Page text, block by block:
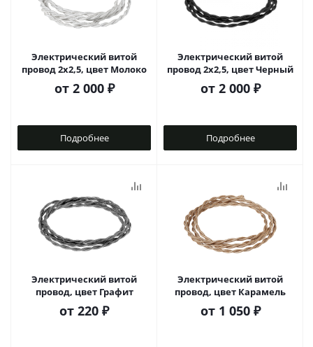
Электрический витой
провод 2x2,5, цвет Молоко
от 2 000 ₽
Подробнее
Электрический витой
провод 2x2,5, цвет Черный
от 2 000 ₽
Подробнее
Электрический витой
провод, цвет Графит
от 220 ₽
Электрический витой
провод, цвет Карамель
от 1 050 ₽